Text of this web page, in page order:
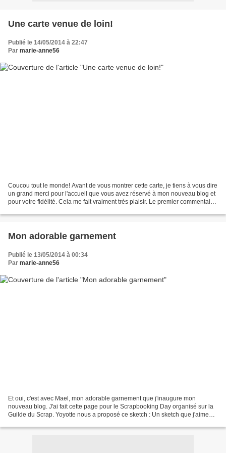
Une carte venue de loin!
Publié le 14/05/2014 à 22:47
Par marie-anne56
Coucou tout le monde! Avant de vous montrer cette carte, je tiens à vous dire
un grand merci pour l'accueil que vous avez réservé à mon nouveau blog et
pour votre fidélité. Cela me fait vraiment très plaisir. Le premier commentaire
Mon adorable garnement
Publié le 13/05/2014 à 00:34
Par marie-anne56
Et oui, c'est avec Mael, mon adorable garnement que j'inaugure mon
nouveau blog. J'ai fait cette page pour le Scrapbooking Day organisé sur la
Guilde du Scrap. Yoyotte nous a proposé ce sketch : Un sketch que j'aime